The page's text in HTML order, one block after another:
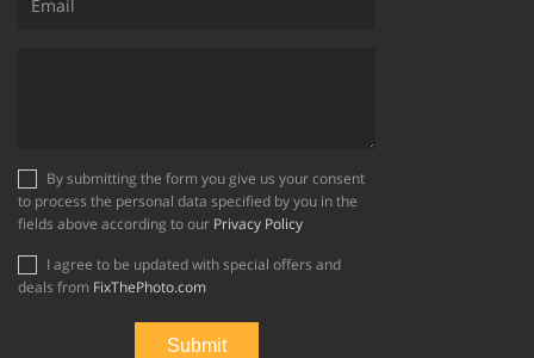
to process the personal data specified by you in the
fields above according to our Privacy Policy
deals from FixThePhoto.com